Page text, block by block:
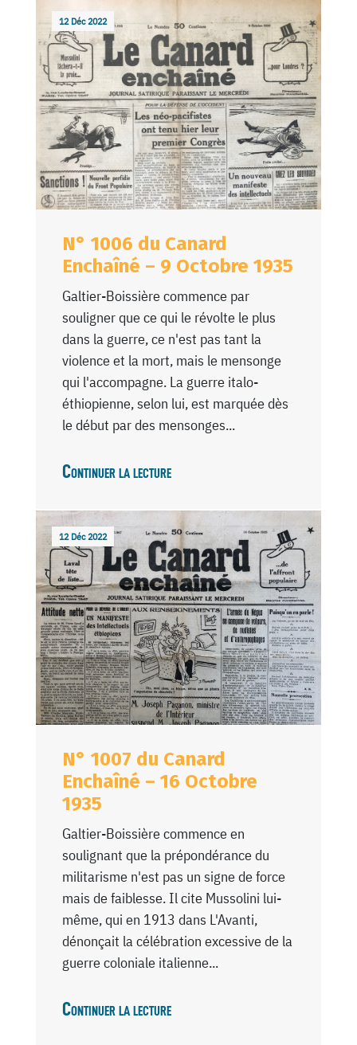
12 Déc 2022
N° 1006 du Canard
Enchaîné – 9 Octobre 1935
Galtier-Boissière commence par
souligner que ce qui le révolte le plus
dans la guerre, ce n'est pas tant la
violence et la mort, mais le mensonge
qui l'accompagne. La guerre italo-
éthiopienne, selon lui, est marquée dès
le début par des mensonges...
Continuer la lecture
12 Déc 2022
N° 1007 du Canard
Enchaîné – 16 Octobre
1935
Galtier-Boissière commence en
soulignant que la prépondérance du
militarisme n'est pas un signe de force
mais de faiblesse. Il cite Mussolini lui-
même, qui en 1913 dans L'Avanti,
dénonçait la célébration excessive de la
guerre coloniale italienne...
Continuer la lecture